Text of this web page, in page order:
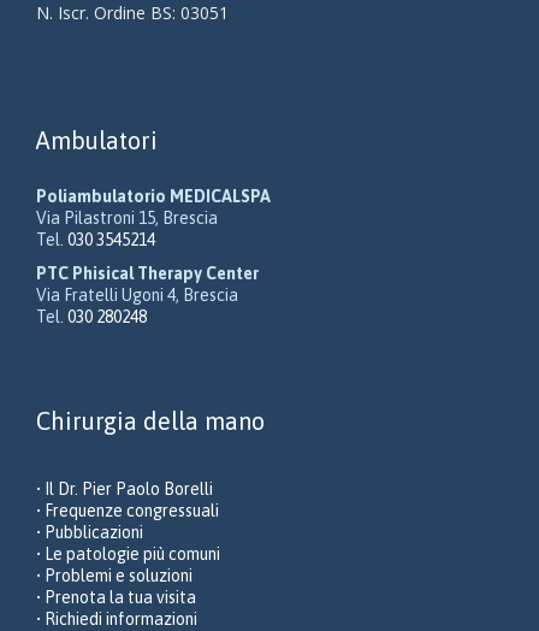
N. Iscr. Ordine BS: 03051
Ambulatori
Poliambulatorio MEDICALSPA
Via Pilastroni 15, Brescia
Tel. 030 3545214
PTC Phisical Therapy Center
Via Fratelli Ugoni 4, Brescia
Tel. 030 280248
Chirurgia della mano
• Il Dr. Pier Paolo Borelli
• Frequenze congressuali
• Pubblicazioni
• Le patologie più comuni
• Problemi e soluzioni
• Prenota la tua visita
• Richiedi informazioni